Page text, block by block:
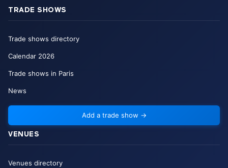
TRADE SHOWS
Trade shows directory
Calendar 2026
Trade shows in Paris
News
Add a trade show →
VENUES
Venues directory